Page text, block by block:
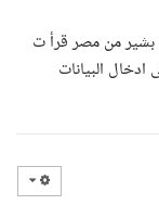
بشير من مصر قرأ ت
البيانات